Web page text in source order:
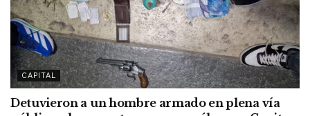
CAPITAL
Detuvieron a un hombre armado en plena vía